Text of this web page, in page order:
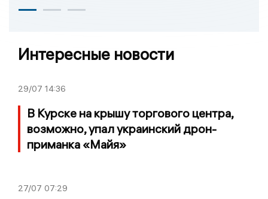
Интересные новости
29/07 14:36
В Курске на крышу торгового центра,
возможно, упал украинский дрон-
приманка «Майя»
27/07 07:29